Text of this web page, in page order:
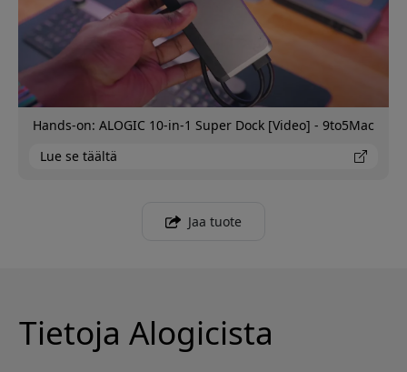
Hands-on: ALOGIC 10-in-1 Super Dock [Video] - 9to5Mac
Lue se täältä
Jaa tuote
Tietoja Alogicista